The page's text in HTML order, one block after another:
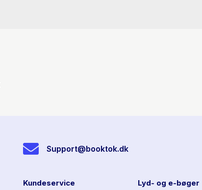
Support@booktok.dk
Kundeservice Lyd- og e-bøger